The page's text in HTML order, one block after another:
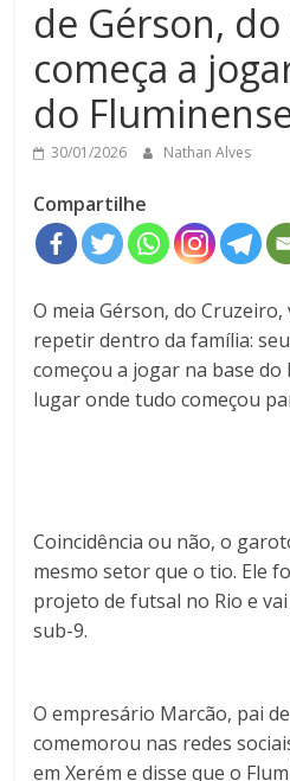
de Gérson,
começa a
do
30/01/2026 Nathan Alves
Compartilhe
O meia Gérson, do
repetir dentro da família:
começou a jogar na base
lugar onde tudo começou
Coincidência ou não, o
mesmo setor que o tio. Ele
projeto de futsal no Rio e
sub-9.
O empresário Marcão, pai
comemorou nas redes
em Xerém e disse que o